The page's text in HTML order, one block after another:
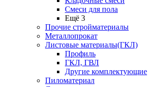
Смеси для пола
Ещё 3
Прочие стройматериалы
Металлопрокат
Листовые материалы(ГКЛ)
Профиль
ГКЛ, ГВЛ
Другие комплектующие
Пиломатериал